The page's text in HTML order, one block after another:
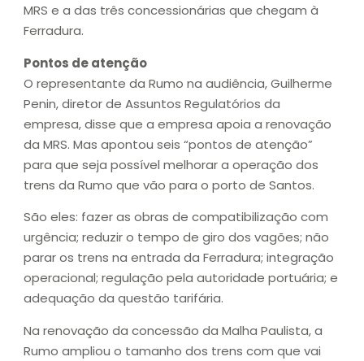
MRS e a das três concessionárias que chegam à
Ferradura.
Pontos de atenção
O representante da Rumo na audiência, Guilherme
Penin, diretor de Assuntos Regulatórios da
empresa, disse que a empresa apoia a renovação
da MRS. Mas apontou seis “pontos de atenção”
para que seja possível melhorar a operação dos
trens da Rumo que vão para o porto de Santos.
São eles: fazer as obras de compatibilização com
urgência; reduzir o tempo de giro dos vagões; não
parar os trens na entrada da Ferradura; integração
operacional; regulação pela autoridade portuária; e
adequação da questão tarifária.
Na renovação da concessão da Malha Paulista, a
Rumo ampliou o tamanho dos trens com que vai